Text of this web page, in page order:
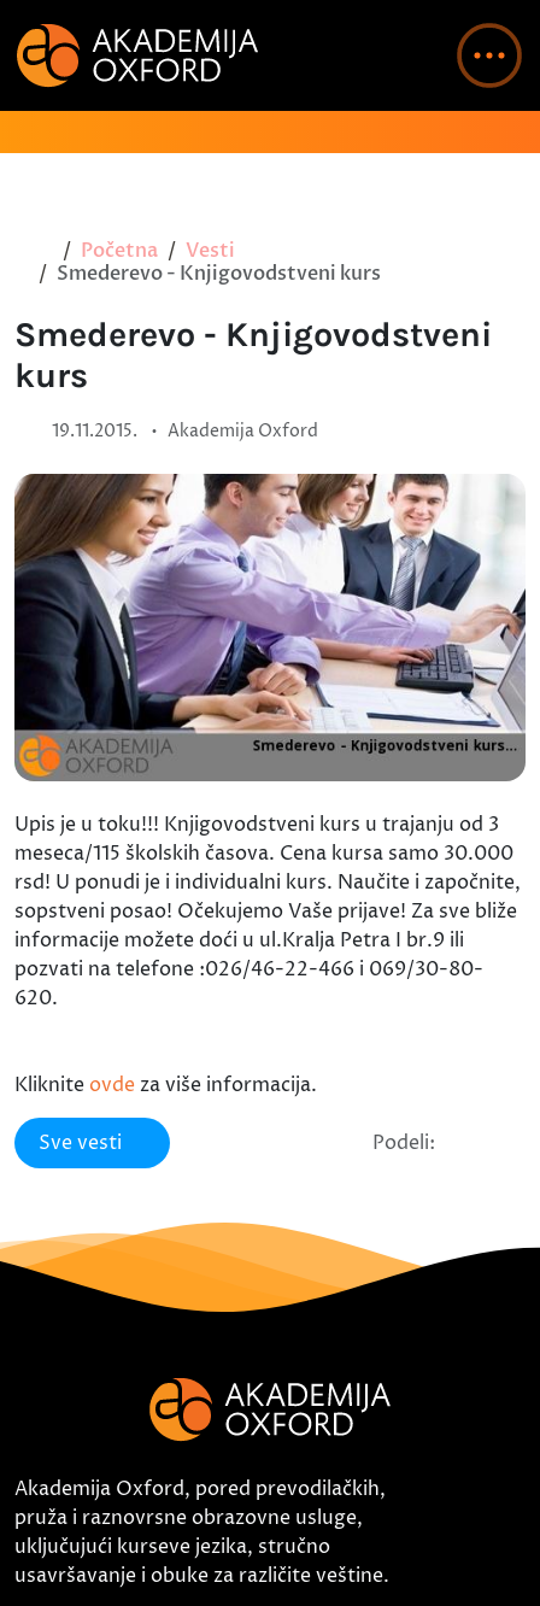
Početna
Vesti
Smederevo - Knjigovodstveni kurs
Smederevo - Knjigovodstveni
kurs
19.11.2015. • Akademija Oxford
Upis je u toku!!! Knjigovodstveni kurs u trajanju od 3
meseca/115 školskih časova. Cena kursa samo 30.000
rsd! U ponudi je i individualni kurs. Naučite i započnite,
sopstveni posao! Očekujemo Vaše prijave! Za sve bliže
informacije možete doći u ul.Kralja Petra I br.9 ili
pozvati na telefone :026/46-22-466 i 069/30-80-
620.
Kliknite ovde za više informacija.
Sve vesti Podeli:
Akademija Oxford, pored prevodilačkih,
pruža i raznovrsne obrazovne usluge,
uključujući kurseve jezika, stručno
usavršavanje i obuke za različite veštine.